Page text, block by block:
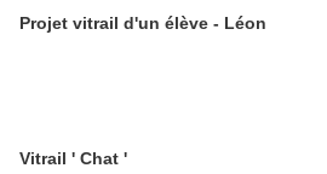
Projet vitrail d'un élève - Léon
Vitrail ' Chat '